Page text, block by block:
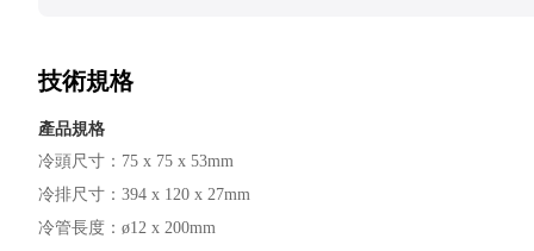
技術規格
產品規格
冷頭尺寸 ： 75 x 75 x 53mm
冷排尺寸 ： 394 x 120 x 27mm
冷管長度 ： ø12 x 200mm